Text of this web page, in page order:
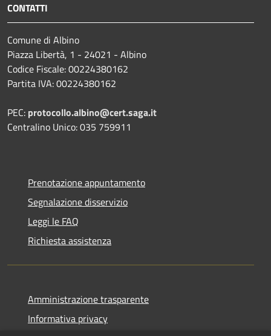
CONTATTI
Comune di Albino
Piazza Libertà, 1 - 24021 - Albino
Codice Fiscale: 00224380162
Partita IVA: 00224380162
PEC: protocollo.albino@cert.saga.it
Centralino Unico: 035 759911
Prenotazione appuntamento
Segnalazione disservizio
Leggi le FAQ
Richiesta assistenza
Amministrazione trasparente
Informativa privacy